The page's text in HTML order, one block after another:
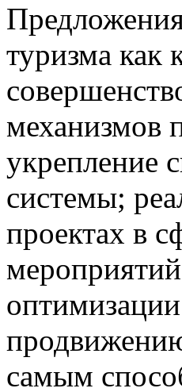
туризма как
механизмов
укрепление
системы;
проектах в
самым